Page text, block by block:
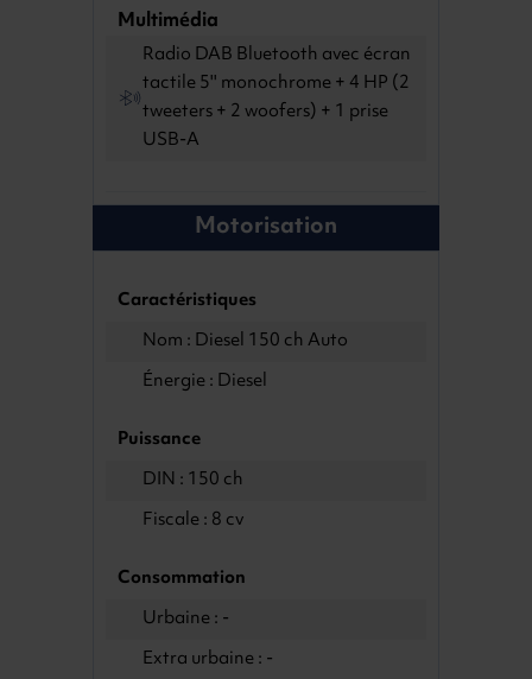
Multimédia
Radio DAB Bluetooth avec écran
tactile 5'' monochrome + 4 HP (2
tweeters + 2 woofers) + 1 prise
USB-A
Motorisation
Caractéristiques
Nom : Diesel 150 ch Auto
Énergie : Diesel
Puissance
DIN : 150 ch
Fiscale : 8 cv
Consommation
Urbaine : -
Extra urbaine : -